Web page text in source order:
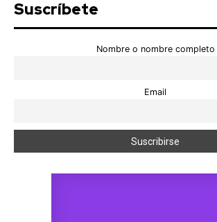
Suscríbete
Nombre o nombre completo
Email